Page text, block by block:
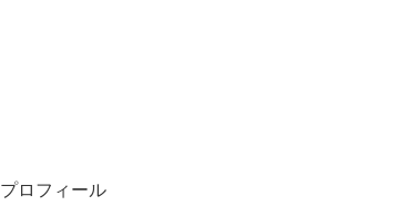
プロフィール